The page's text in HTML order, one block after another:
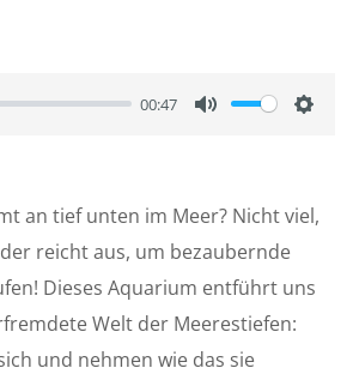
00:47
e
t
n
an tief unten im Meer? Nicht viel,
reicht aus, um bezaubernde
Dieses Aquarium entführt uns
Welt der Meerestiefen:
und nehmen wie das sie